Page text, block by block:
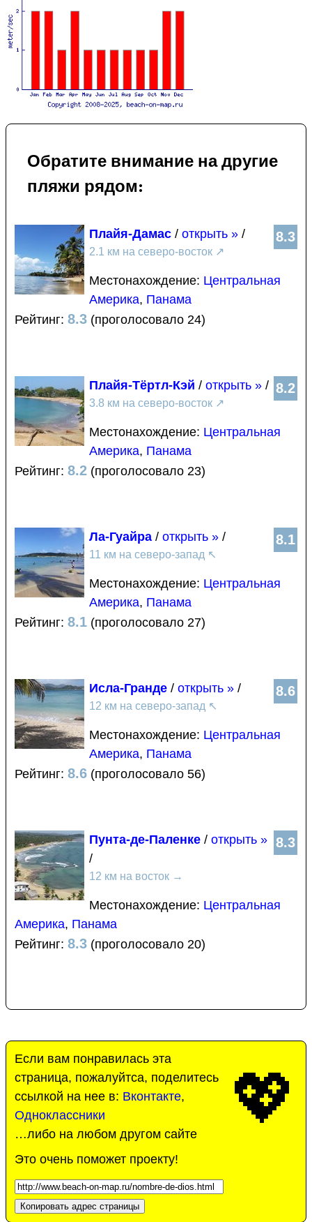
Обратите внимание на другие
пляжи рядом:
8.3
Плайя-Дамас / открыть » /
2.1 км на северо-восток ↗
Местонахождение: Центральная
Америка, Панама
Рейтинг: 8.3 (проголосовало 24)
8.2
Плайя-Тёртл-Кэй / открыть » /
3.8 км на северо-восток ↗
Местонахождение: Центральная
Америка, Панама
Рейтинг: 8.2 (проголосовало 23)
8.1
Ла-Гуайра / открыть » /
11 км на северо-запад ↖
Местонахождение: Центральная
Америка, Панама
Рейтинг: 8.1 (проголосовало 27)
8.6
Исла-Гранде / открыть » /
12 км на северо-запад ↖
Местонахождение: Центральная
Америка, Панама
Рейтинг: 8.6 (проголосовало 56)
8.3
Пунта-де-Паленке / открыть »
/
12 км на восток →
Местонахождение: Центральная
Америка, Панама
Рейтинг: 8.3 (проголосовало 20)
💖
Если вам понравилась эта
страница, пожалуйтса, поделитесь
ссылкой на нее в: Вконтакте,
Одноклассники
…либо на любом другом сайте
Это очень поможет проекту!
Копировать адрес страницы